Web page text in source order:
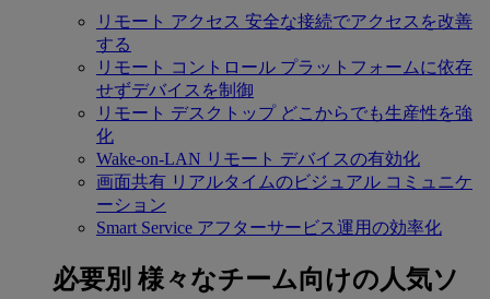
リモート アクセス 安全な接続でアクセスを改善
する
リモート コントロール プラットフォームに依存
せずデバイスを制御
リモート デスクトップ どこからでも生産性を強
化
Wake-on-LAN リモート デバイスの有効化
画面共有 リアルタイムのビジュアル コミュニケ
ーション
Smart Service アフターサービス運用の効率化
必要別 様々なチーム向けの人気ソ